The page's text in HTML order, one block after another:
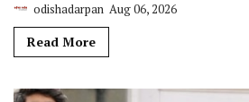
odishadarpan Aug 06, 2026
Read More